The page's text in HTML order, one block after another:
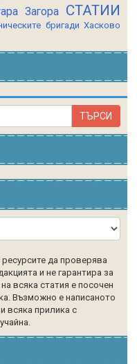
Загора СТАТИИ
бригади Хасково
да проверява
и не гарантира за
всяка статия е посочен
Възможно е написаното
всяка прилика с